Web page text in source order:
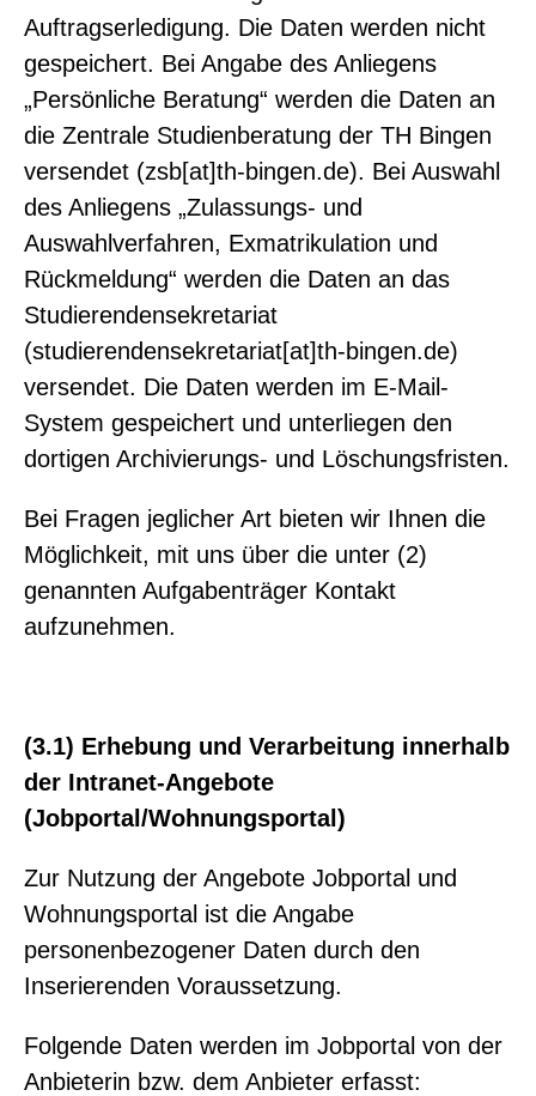
Auftragserledigung. Die Daten werden nicht
gespeichert. Bei Angabe des Anliegens
„Persönliche Beratung“ werden die Daten an
die Zentrale Studienberatung der TH Bingen
versendet (zsb[at]th-bingen.de). Bei Auswahl
des Anliegens „Zulassungs- und
Auswahlverfahren, Exmatrikulation und
Rückmeldung“ werden die Daten an das
Studierendensekretariat
(studierendensekretariat[at]th-bingen.de)
versendet. Die Daten werden im E-Mail-
System gespeichert und unterliegen den
dortigen Archivierungs- und Löschungsfristen.
Bei Fragen jeglicher Art bieten wir Ihnen die
Möglichkeit, mit uns über die unter (2)
genannten Aufgabenträger Kontakt
aufzunehmen.
(3.1) Erhebung und Verarbeitung innerhalb
der Intranet-Angebote
(Jobportal/Wohnungsportal)
Zur Nutzung der Angebote Jobportal und
Wohnungsportal ist die Angabe
personenbezogener Daten durch den
Inserierenden Voraussetzung.
Folgende Daten werden im Jobportal von der
Anbieterin bzw. dem Anbieter erfasst: